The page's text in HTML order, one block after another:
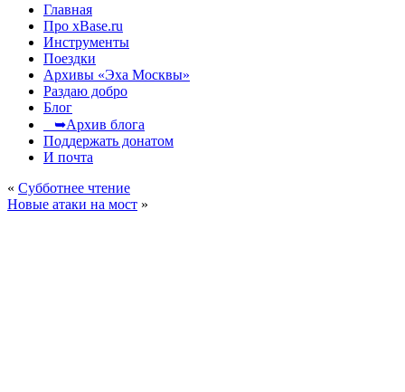
Главная
Про xBase.ru
Инструменты
Поездки
Архивы «Эха Москвы»
Раздаю добро
Блог
➥Архив блога
Поддержать донатом
И почта
« Субботнее чтение
Новые атаки на мост »